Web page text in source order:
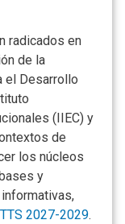
radicados en
de la
el Desarrollo
(IIEC) y
de
los núcleos
y
2027-2029.